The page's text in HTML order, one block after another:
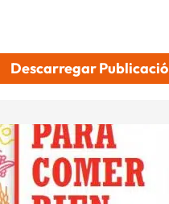
Descarregar Publicació